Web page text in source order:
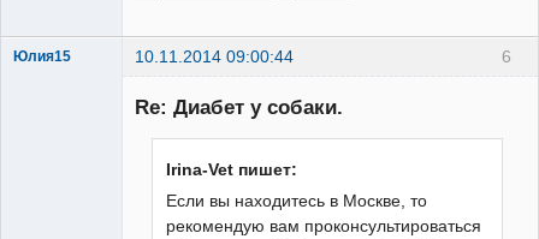
6
Юлия15 10.11.2014 09:00:44
Зарегистрированный
Re: Диабет у собаки.
Irina-Vet пишет:
Если вы находитесь в Москве, то
рекомендую вам проконсультироваться